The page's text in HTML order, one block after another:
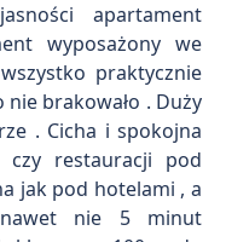
apartament
wyposażony we
praktycznie
brakowało . Duży
. Cicha i spokojna
czy restauracji pod
jak pod hotelami , a
nie 5 minut